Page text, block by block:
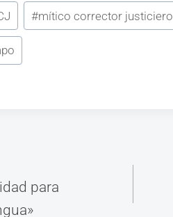
#mítico corrector justiciero
para